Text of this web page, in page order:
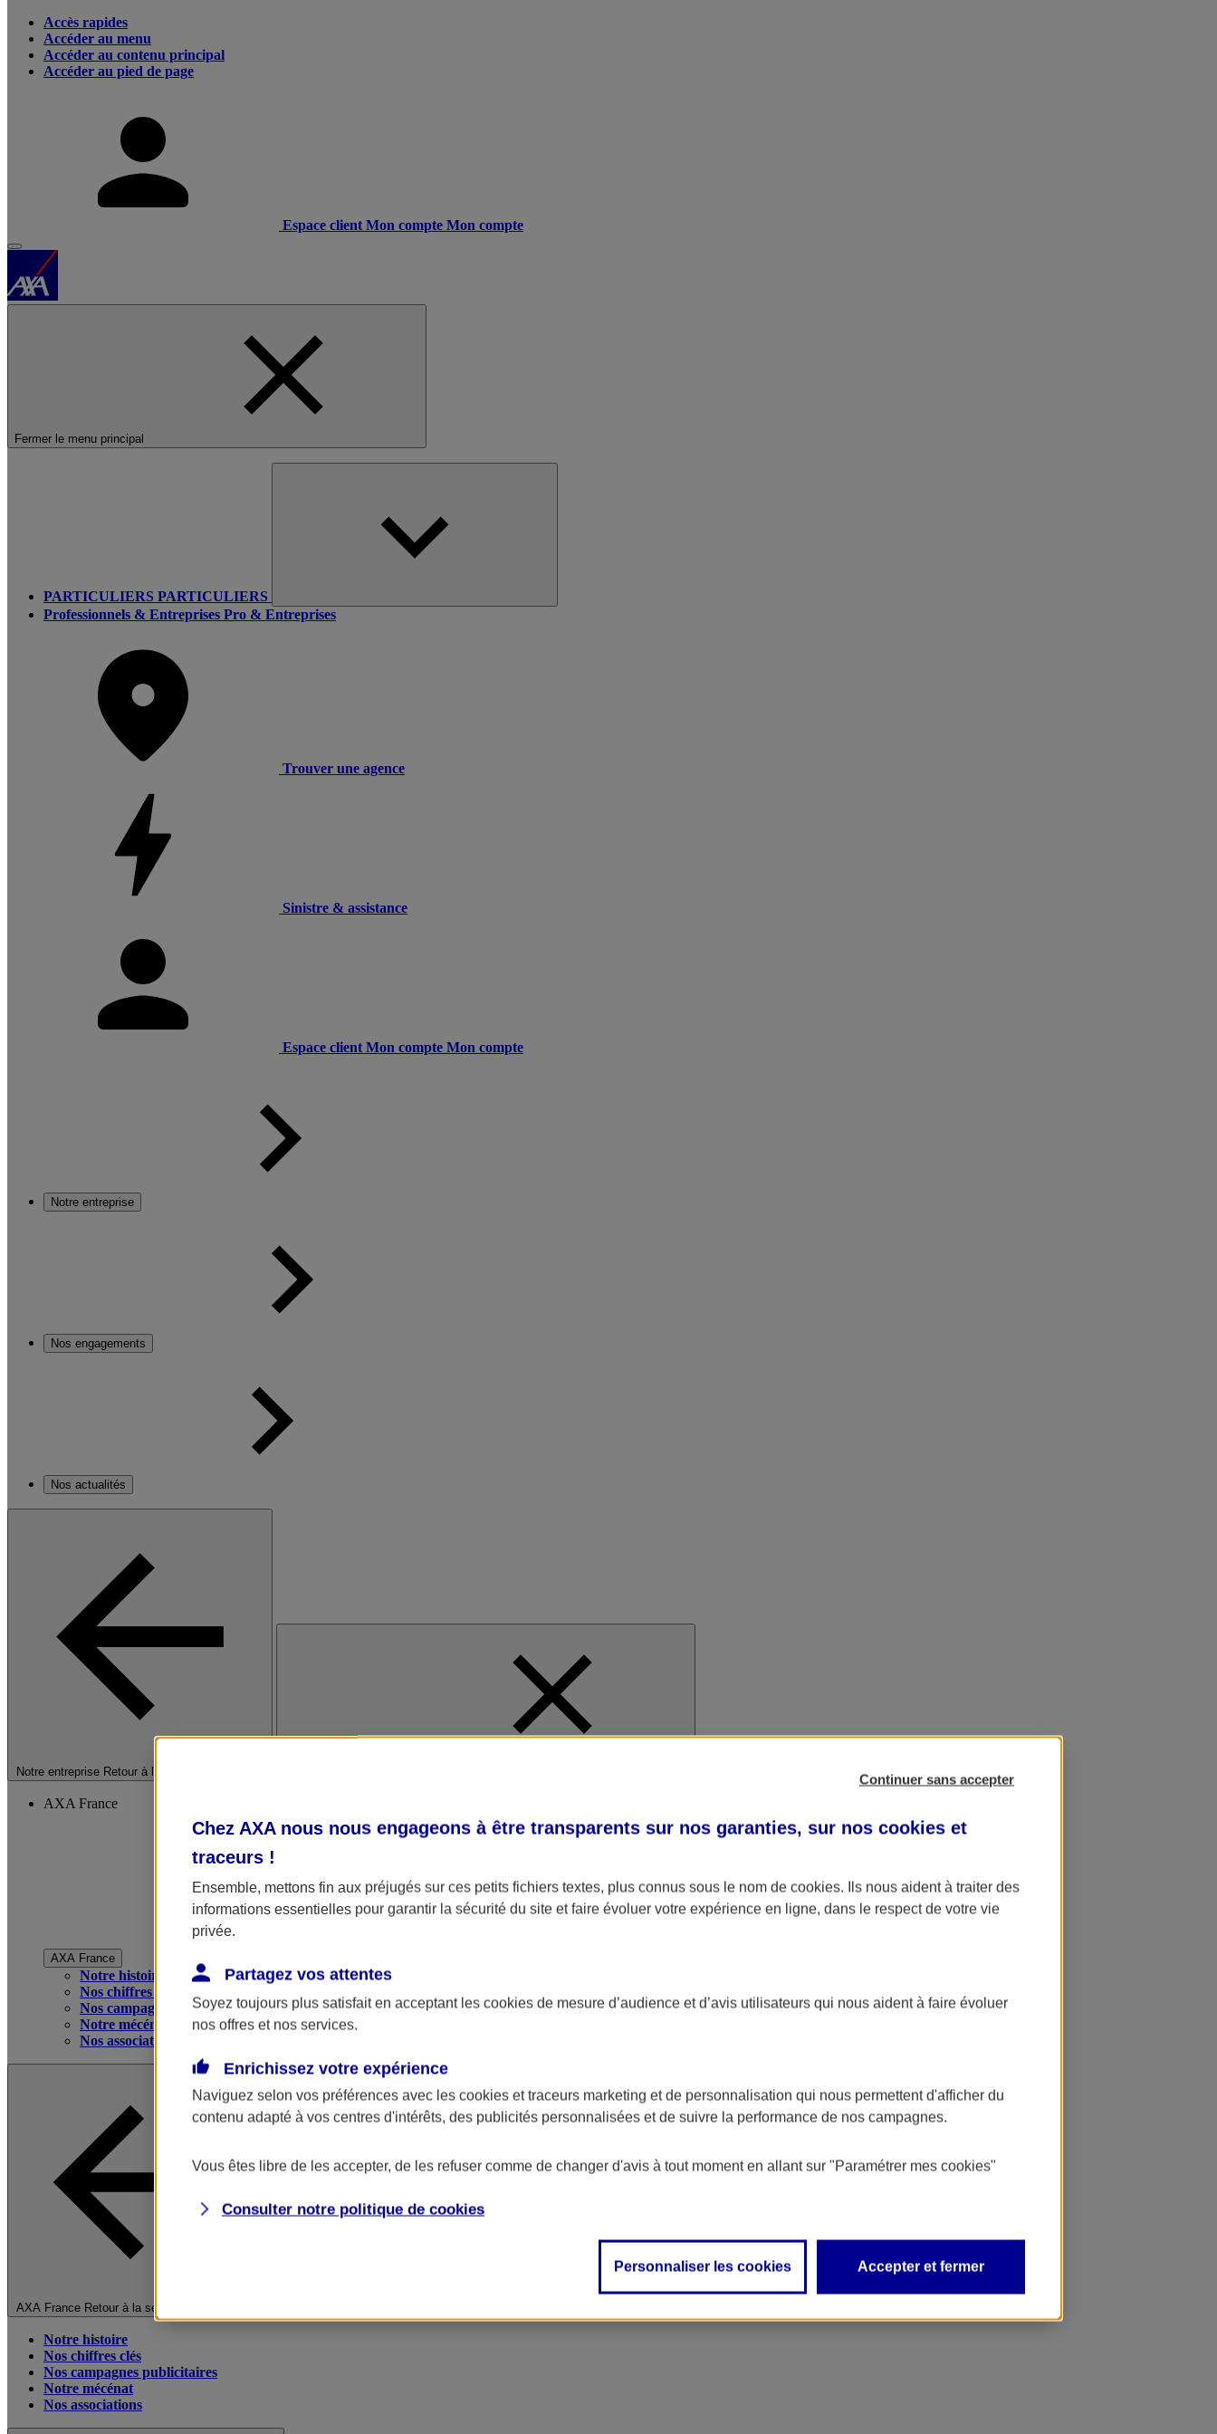
Accès rapides
Accéder au menu
Accéder au contenu principal
Accéder au pied de page
Espace client Mon compte Mon compte
Fermer le menu principal
PARTICULIERS PARTICULIERS
Professionnels & Entreprises Pro & Entreprises
Trouver une agence
Sinistre & assistance
Espace client Mon compte Mon compte
Notre entreprise
Nos engagements
Nos actualités
Notre entreprise Retour à la section précédente
AXA France
AXA France
Notre histoire
Nos chiffres clés
Nos campagnes publicitaires
Notre mécénat
Nos associations
AXA France Retour à la section précédente
Notre histoire
Nos chiffres clés
Nos campagnes publicitaires
Notre mécénat
Nos associations
Continuer sans accepter
Chez AXA nous nous engageons à être transparents sur nos garanties, sur nos cookies et
traceurs !
Ensemble, mettons fin aux préjugés sur ces petits fichiers textes, plus connus sous le nom de cookies. Ils nous aident à traiter des
informations essentielles pour garantir la sécurité du site et faire évoluer votre expérience en ligne, dans le respect de votre vie
privée.
Partagez vos attentes
Soyez toujours plus satisfait en acceptant les cookies de mesure d’audience et d’avis utilisateurs qui nous aident à faire évoluer
nos offres et nos services.
Enrichissez votre expérience
Naviguez selon vos préférences avec les cookies et traceurs marketing et de personnalisation qui nous permettent d'afficher du
contenu adapté à vos centres d'intérêts, des publicités personnalisées et de suivre la performance de nos campagnes.
Vous êtes libre de les accepter, de les refuser comme de changer d'avis à tout moment en allant sur "Paramétrer mes cookies"
Consulter notre politique de cookies
Personnaliser les cookies Accepter et fermer